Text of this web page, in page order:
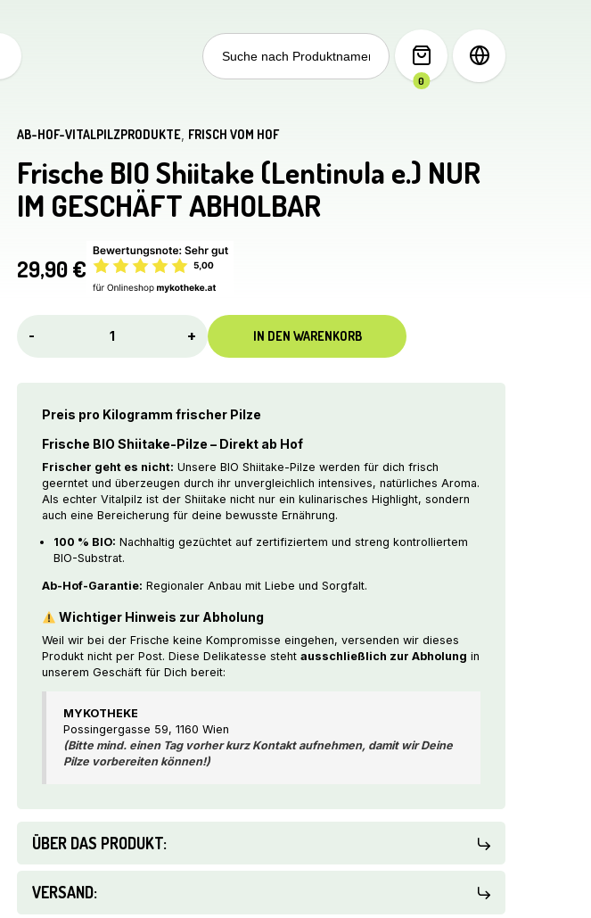
Search
for:
0
17€ BONUS
von dem Wert Ihrer Bestellung abgezogen.
AB-HOF-VITALPILZPRODUKTE FRISCH VOM HOF
Frische BIO Shiitake (Lentinula e.) NUR
IM GESCHÄFT ABHOLBAR
29,90€
-
BIO
ABHOLBAR
Menge
+ IN DEN WARENKORB
Preis pro Kilogramm frischer Pilze
Frische BIO Shiitake-Pilze – Direkt ab Hof
Frischer geht es nicht: Unsere BIO Shiitake-Pilze werden für dich frisch
geerntet und überzeugen durch ihr unvergleichlich intensives, natürliches Aroma.
Als echter Vitalpilz ist der Shiitake nicht nur ein kulinarisches Highlight, sondern
auch eine Bereicherung für deine bewusste Ernährung.
100 % BIO: Nachhaltig gezüchtet auf zertifiziertem und streng kontrolliertem
BIO-Substrat.
Ab-Hof-Garantie: Regionaler Anbau mit Liebe und Sorgfalt.
Wichtiger Hinweis zur Abholung
Weil wir bei der Frische keine Kompromisse eingehen, versenden wir dieses
Produkt nicht per Post. Diese Delikatesse steht ausschließlich zur Abholung in
unserem Geschäft für Dich bereit:
MYKOTHEKE
Possingergasse 59, 1160 Wien
(Bitte mind. einen Tag vorher kurz Kontakt aufnehmen, damit wir Deine
Pilze vorbereiten können!)
ÜBER DAS PRODUKT:
VERSAND: